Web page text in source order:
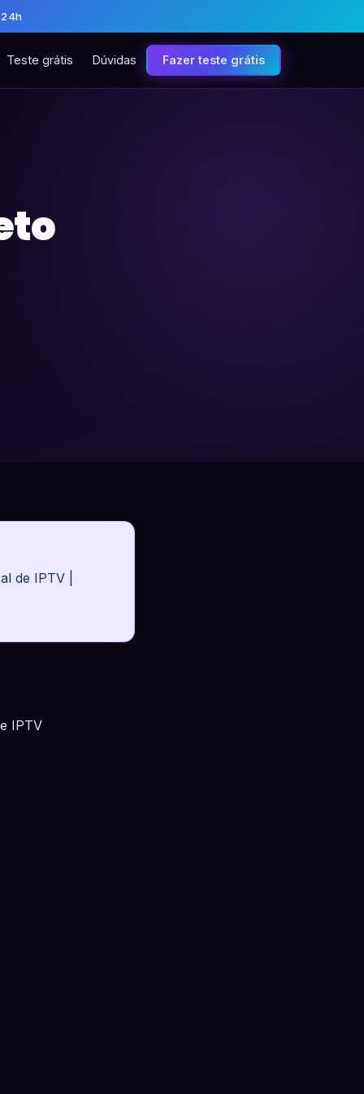
Teste grátis Dúvidas Fazer teste grátis
de IPTV |
IPTV